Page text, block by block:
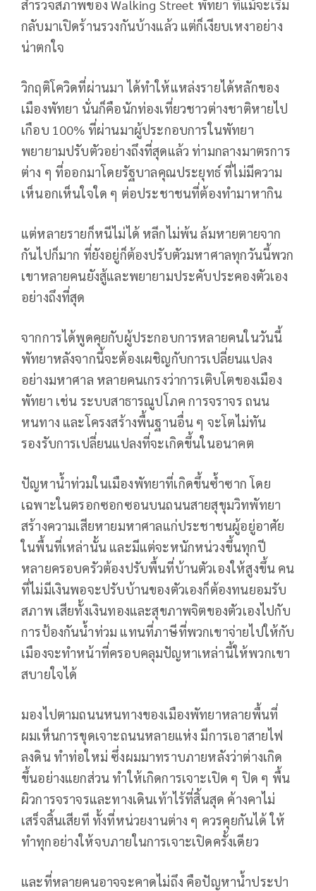
สำรวจสภาพของ Walking Street พัทยา ที่แม้จะเริ่ม
กลับมาเปิดร้านรวงกันบ้างแล้ว แต่ก็เงียบเหงาอย่าง
น่าตกใจ
วิกฤติโควิดที่ผ่านมา ได้ทำให้แหล่งรายได้หลักของ
เมืองพัทยา นั่นก็คือนักท่องเที่ยวชาวต่างชาติหายไป
เกือบ 100% ที่ผ่านมาผู้ประกอบการในพัทยา
พยายามปรับตัวอย่างถึงที่สุดแล้ว ท่ามกลางมาตรการ
ต่าง ๆ ที่ออกมาโดยรัฐบาลคุณประยุทธ์ ที่ไม่มีความ
เห็นอกเห็นใจใด ๆ ต่อประชาชนที่ต้องทำมาหากิน
แต่หลายรายก็หนีไม่ได้ หลีกไม่พ้น ล้มหายตายจาก
กันไปก็มาก ที่ยังอยู่ก็ต้องปรับตัวมหาศาลทุกวันนี้พวก
เขาหลายคนยังสู้และพยายามประคับประคองตัวเอง
อย่างถึงที่สุด
จากการได้พูดคุยกับผู้ประกอบการหลายคนในวันนี้
พัทยาหลังจากนี้จะต้องเผชิญกับการเปลี่ยนแปลง
อย่างมหาศาล หลายคนเกรงว่าการเติบโตของเมือง
พัทยา เช่น ระบบสาธารณูปโภค การจราจร ถนน
หนทาง และโครงสร้างพื้นฐานอื่น ๆ จะโตไม่ทัน
รองรับการเปลี่ยนแปลงที่จะเกิดขึ้นในอนาคต
ปัญหาน้ำท่วมในเมืองพัทยาที่เกิดขึ้นซ้ำซาก โดย
เฉพาะในตรอกซอกซอนบนถนนสายสุขุมวิทพัทยา
สร้างความเสียหายมหาศาลแก่ประชาชนผู้อยู่อาศัย
ในพื้นที่เหล่านั้น และมีแต่จะหนักหน่วงขึ้นทุกปี
หลายครอบครัวต้องปรับพื้นที่บ้านตัวเองให้สูงขึ้น คน
ที่ไม่มีเงินพอจะปรับบ้านของตัวเองก็ต้องทนยอมรับ
สภาพ เสียทั้งเงินทองและสุขภาพจิตของตัวเองไปกับ
การป้องกันน้ำท่วม แทนที่ภาษีที่พวกเขาจ่ายไปให้กับ
เมืองจะทำหน้าที่ครอบคลุมปัญหาเหล่านี้ให้พวกเขา
สบายใจได้
มองไปตามถนนหนทางของเมืองพัทยาหลายพื้นที่
ผมเห็นการขุดเจาะถนนหลายแห่ง มีการเอาสายไฟ
ลงดิน ทำท่อใหม่ ซึ่งผมมาทราบภายหลังว่าต่างเกิด
ขึ้นอย่างแยกส่วน ทำให้เกิดการเจาะเปิด ๆ ปิด ๆ พื้น
ผิวการจราจรและทางเดินเท้าไร้ที่สิ้นสุด ค้างคาไม่
เสร็จสิ้นเสียที ทั้งที่หน่วยงานต่าง ๆ ควรคุยกันได้ ให้
ทำทุกอย่างให้จบภายในการเจาะเปิดครั้งเดียว
และที่หลายคนอาจจะคาดไม่ถึง คือปัญหาน้ำประปา